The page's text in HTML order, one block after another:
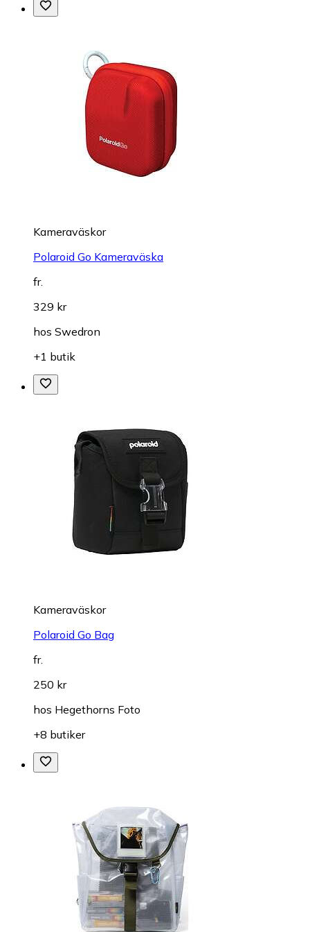
Kameraväskor
Polaroid Go Kameraväska
fr.
329 kr
hos Swedron
+1 butik
Kameraväskor
Polaroid Go Bag
fr.
250 kr
hos Hegethorns Foto
+8 butiker